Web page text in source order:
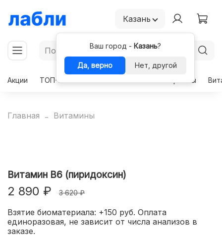
Казань
Ваш город - Казань?
Да, верно
Нет, другой
Акции
ТОП-50 Гормоны
Главная Витамины
Витамин B6 (пиридоксин)
2 890 ₽ 3 620 ₽
Взятие биоматериала: +150 руб. Оплата
единоразовая, не зависит от числа анализов в
заказе.